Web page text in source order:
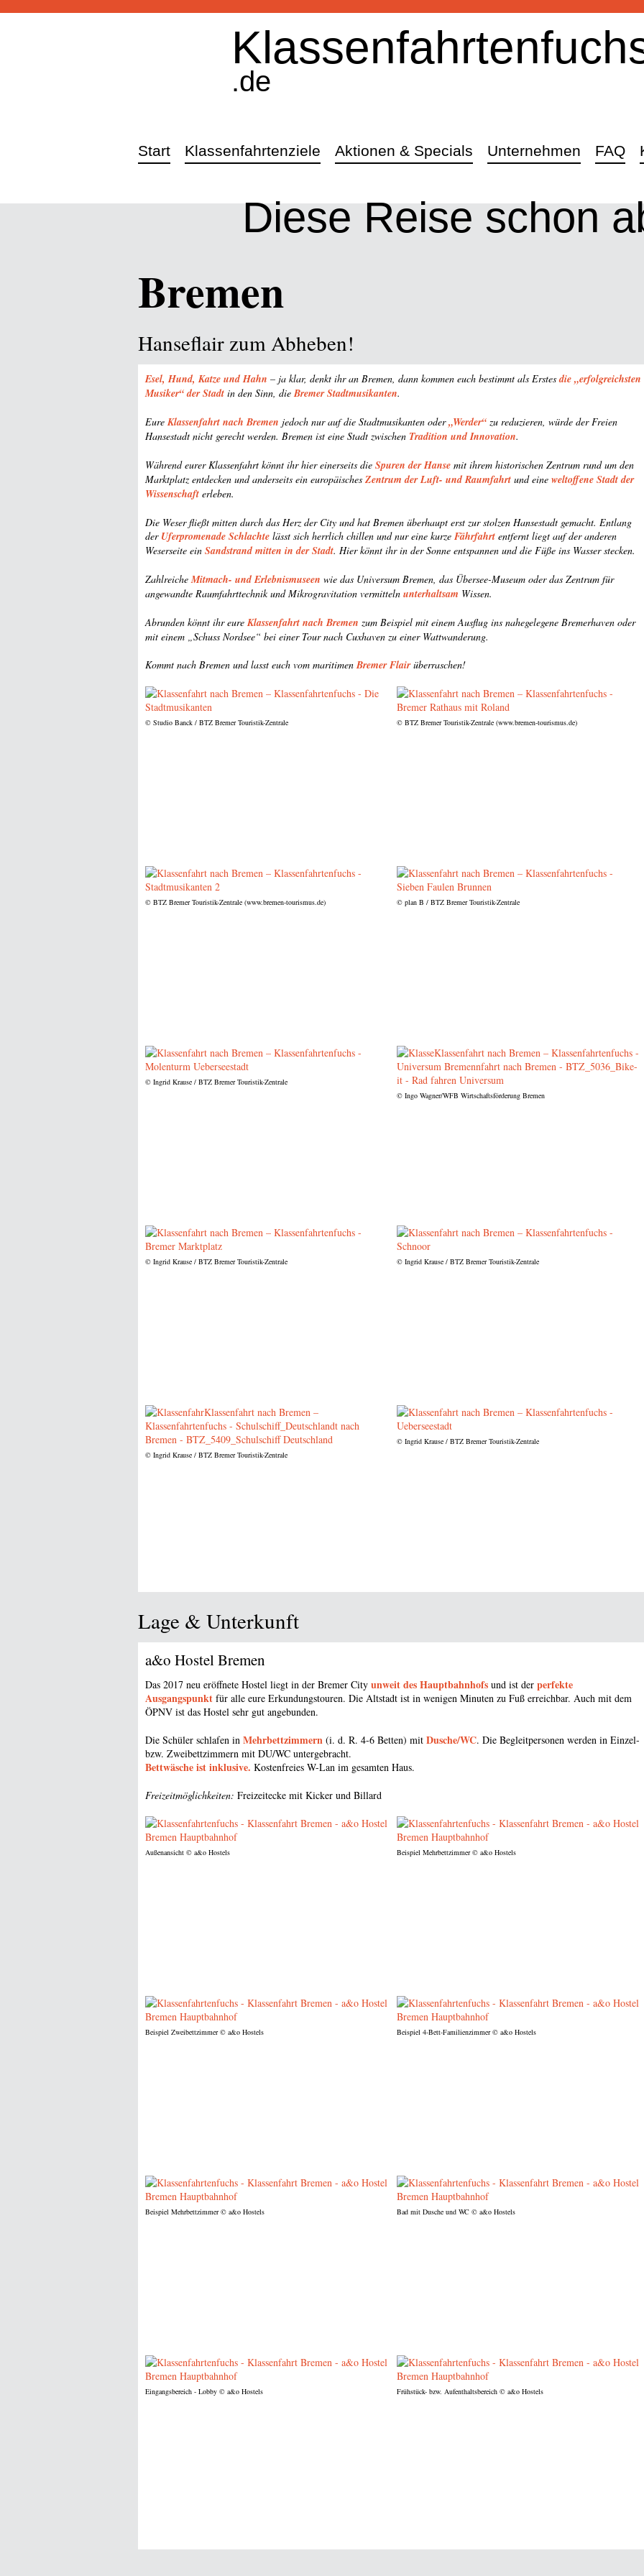
.de
Start Klassenfahrtenziele Aktionen & Specials Unternehmen FAQ
Bremen
Hanseflair zum Abheben!
Diese Reise schon
Esel, Hund, Katze und Hahn – ja klar, denkt ihr an Bremen, dann kommen euch bestimmt als Erstesdie „erfolgreichsten
Musiker“ der Stadt in den Sinn, dieBremer Stadtmusikanten.
EureKlassenfahrt nach Bremen jedoch nur auf die Stadtmusikanten oder„Werder“ zu reduzieren, würde der Freien
Hansestadt nicht gerecht werden. Bremen ist eine Stadt zwischen Tradition und Innovation.
Während eurer Klassenfahrt könnt ihr hier einerseits die Spuren der Hanse mit ihrem historischen Zentrum rund um den
Marktplatz entdecken und anderseits ein europäisches Zentrum der Luft- und Raumfahrt und eine weltoffene Stadt der
Wissenschaft erleben.
Die Weser fließt mitten durch das Herz der City und hat Bremen überhaupt erst zur stolzen Hansestadt gemacht. Entlang
der Uferpromenade Schlachte lässt sich herrlich chillen und nur eine kurze Fährfahrt entfernt liegt auf der anderen
Weserseite ein Sandstrand mitten in der Stadt. Hier könnt ihr in der Sonne entspannen und die Füße ins Wasser stecken.
ZahlreicheMitmach- und Erlebnismuseen wie das Universum Bremen, das Übersee-Museum oder das Zentrum für
angewandte Raumfahrttechnik und Mikrogravitation vermitteln unterhaltsam Wissen.
Abrunden könnt ihr eureKlassenfahrt nach Bremen zum Beispiel mit einem Ausflug ins nahegelegene Bremerhaven oder
mit einem „Schuss Nordsee“ bei einer Tour nach Cuxhaven zu einer Wattwanderung.
Kommt nach Bremen und lasst euch vom maritimenBremer Flairüberraschen!
© Studio Banck / BTZ Bremer Touristik-Zentrale © BTZ Bremer Touristik-Zentrale (www.bremen-tourismus.de)
© BTZ Bremer Touristik-Zentrale (www.bremen-tourismus.de) © plan B / BTZ Bremer Touristik-Zentrale
© Ingrid Krause / BTZ Bremer Touristik-Zentrale
© Ingo Wagner/WFB Wirtschaftsförderung Bremen
© Ingrid Krause / BTZ Bremer Touristik-Zentrale © Ingrid Krause / BTZ Bremer Touristik-Zentrale
© Ingrid Krause / BTZ Bremer Touristik-Zentrale
© Ingrid Krause / BTZ Bremer Touristik-Zentrale
Lage & Unterkunft
a&o Hostel Bremen
Das 2017 neu eröffnete Hostel liegt in der Bremer City unweit des Hauptbahnhofs und ist der perfekte
Ausgangspunkt für alle eure Erkundungstouren. Die Altstadt ist in wenigen Minuten zu Fuß erreichbar. Auch mit dem
ÖPNV ist das Hostel sehr gut angebunden.
Die Schüler schlafen in Mehrbettzimmern (i. d. R. 4-6 Betten) mit Dusche/WC. Die Begleitpersonen werden in Einzel-
bzw. Zweibettzimmern mit DU/WC untergebracht.
Bettwäsche ist inklusive. Kostenfreies W-Lan im gesamten Haus.
Freizeitmöglichkeiten: Freizeitecke mit Kicker und Billard
Außenansicht © a&o Hostels Beispiel Mehrbettzimmer© a&o Hostels
Beispiel Zweibettzimmer© a&o Hostels Beispiel 4-Bett-Familienzimmer© a&o Hostels
Beispiel Mehrbettzimmer© a&o Hostels Bad mit Dusche und WC © a&o Hostels
Eingangsbereich - Lobby © a&o Hostels Frühstück- bzw. Aufenthaltsbereich © a&o Hostels